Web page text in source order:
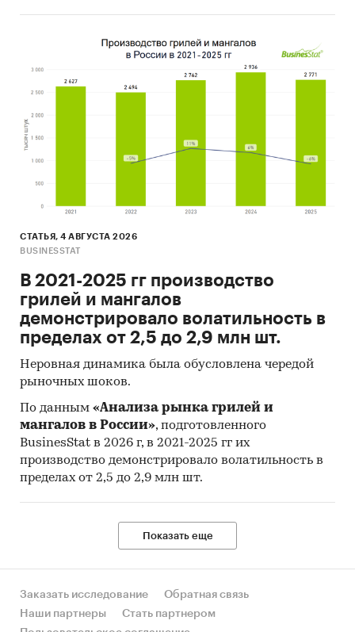
СТАТЬЯ, 4 АВГУСТА 2026
BUSINESSTAT
В 2021-2025 гг производство
грилей и мангалов
демонстрировало волатильность в
пределах от 2,5 до 2,9 млн шт.
Неровная динамика была обусловлена чередой
рыночных шоков.
По данным «Анализа рынка грилей и
мангалов в России», подготовленного
BusinesStat в 2026 г, в 2021-2025 гг их
производство демонстрировало волатильность в
пределах от 2,5 до 2,9 млн шт.
Показать еще
Заказать исследование
Обратная связь
Наши партнеры
Стать партнером